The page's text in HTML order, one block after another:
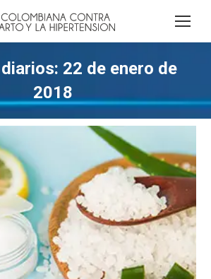
22 de enero de
2018